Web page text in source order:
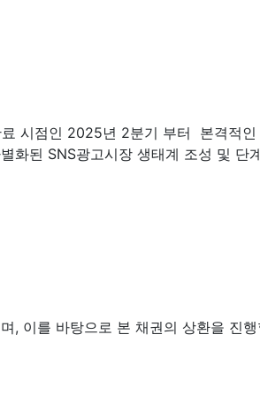
시점인 2025년 2분기 부터 본격적
화된 SNS광고시장 생태계 조성 및
, 이를 바탕으로 본 채권의 상환을 진